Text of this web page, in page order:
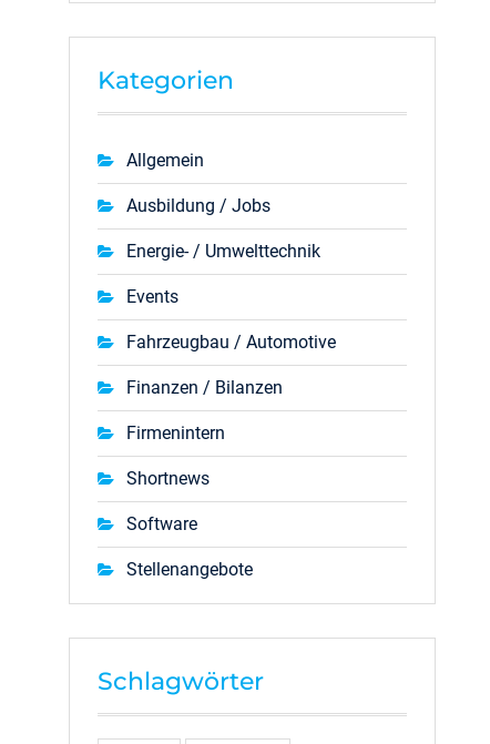
Kategorien
Allgemein
Ausbildung / Jobs
Energie- / Umwelttechnik
Events
Fahrzeugbau / Automotive
Finanzen / Bilanzen
Firmenintern
Shortnews
Software
Stellenangebote
Schlagwörter